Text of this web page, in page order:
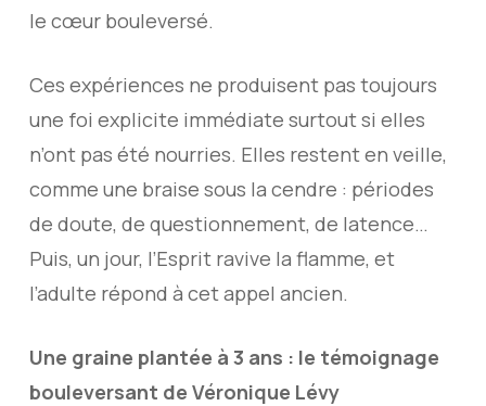
le cœur bouleversé.
Ces expériences ne produisent pas toujours
une foi explicite immédiate surtout si elles
n’ont pas été nourries. Elles restent en veille,
comme une braise sous la cendre : périodes
de doute, de questionnement, de latence…
Puis, un jour, l’Esprit ravive la flamme, et
l’adulte répond à cet appel ancien.
Une graine plantée à 3 ans : le témoignage
bouleversant de Véronique Lévy